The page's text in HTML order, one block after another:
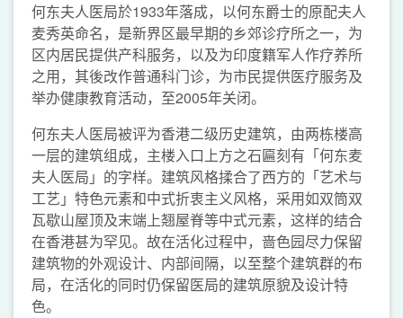
何东夫人医局於1933年落成，以何东爵士的原配夫人
麦秀英命名，是新界区最早期的乡郊诊疗所之一，为
区内居民提供产科服务，以及为印度籍军人作疗养所
之用，其後改作普通科门诊，为市民提供医疗服务及
举办健康教育活动，至2005年关闭。
何东夫人医局被评为香港二级历史建筑，由两栋楼高
一层的建筑组成，主楼入口上方之石匾刻有「何东麦
夫人医局」的字样。建筑风格揉合了西方的「艺术与
工艺」特色元素和中式折衷主义风格，采用如双筒双
瓦歇山屋顶及末端上翘屋脊等中式元素，这样的结合
在香港甚为罕见。故在活化过程中，啬色园尽力保留
建筑物的外观设计、内部间隔，以至整个建筑群的布
局，在活化的同时仍保留医局的建筑原貌及设计特
色。